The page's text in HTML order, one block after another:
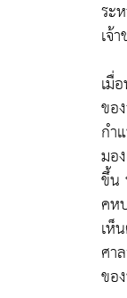
ระ
เจ้
เมื่
ขอ
กำ
มอ
ขึ้น
คห
เห็
ศา
ขอ